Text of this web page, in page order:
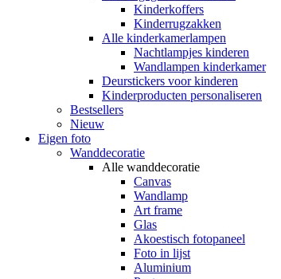
Kinderkoffers
Kinderrugzakken
Alle kinderkamerlampen
Nachtlampjes kinderen
Wandlampen kinderkamer
Deurstickers voor kinderen
Kinderproducten personaliseren
Bestsellers
Nieuw
Eigen foto
Wanddecoratie
Alle wanddecoratie
Canvas
Wandlamp
Art frame
Glas
Akoestisch fotopaneel
Foto in lijst
Aluminium